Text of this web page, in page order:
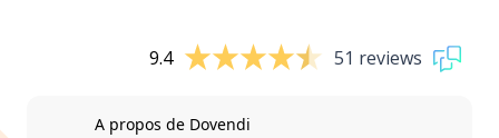
9.4 51 reviews
A propos de Dovendi